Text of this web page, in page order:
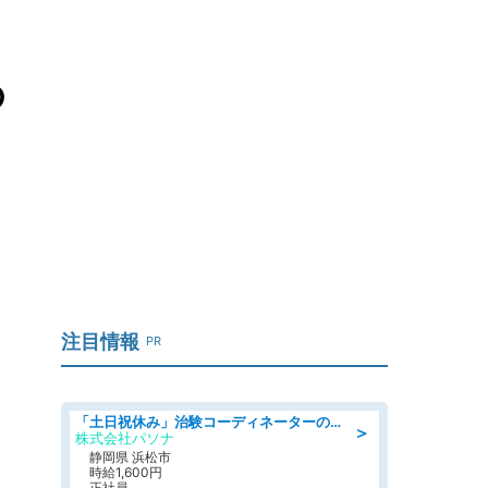
注目情報 PR
＞
「土日祝休み」治験コーディネーターのお仕事/未経験OK
株式会社パソナ
静岡県 浜松市
時給1,600円